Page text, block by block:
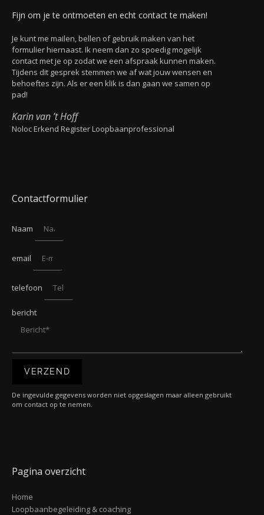
Fijn om je te ontmoeten en echt contact te maken!
Je kunt me mailen, bellen of gebruik maken van het
formulier hiernaast. Ik neem dan zo spoedig mogelijk
contact met je op zodat we een afspraak kunnen maken.
Tijdens dit gesprek stemmen we af wat jouw wensen en
behoeftes zijn. Als er een klik is dan gaan we samen op
pad!
Karin van ’t Hoff
Noloc Erkend Register Loopbaanprofessional
Contactformulier
Naam
email
telefoon
bericht
VERZEND
De ingevulde gegevens worden niet opgeslagen maar alleen gebruikt
om contact op te nemen.
Pagina overzicht
Home
Loopbaanbegeleiding & coaching